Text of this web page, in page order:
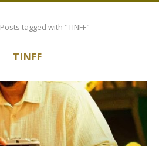
Posts tagged with "TINFF"
TINFF